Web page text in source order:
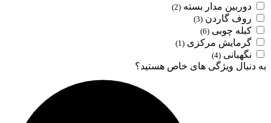
دوربین مدار بسته (2)
روف گاردن (3)
کبله چوبی (6)
گرمایش مرکزی (1)
نگهبانی (4)
به دنبال ویژگی های خاص هستید؟